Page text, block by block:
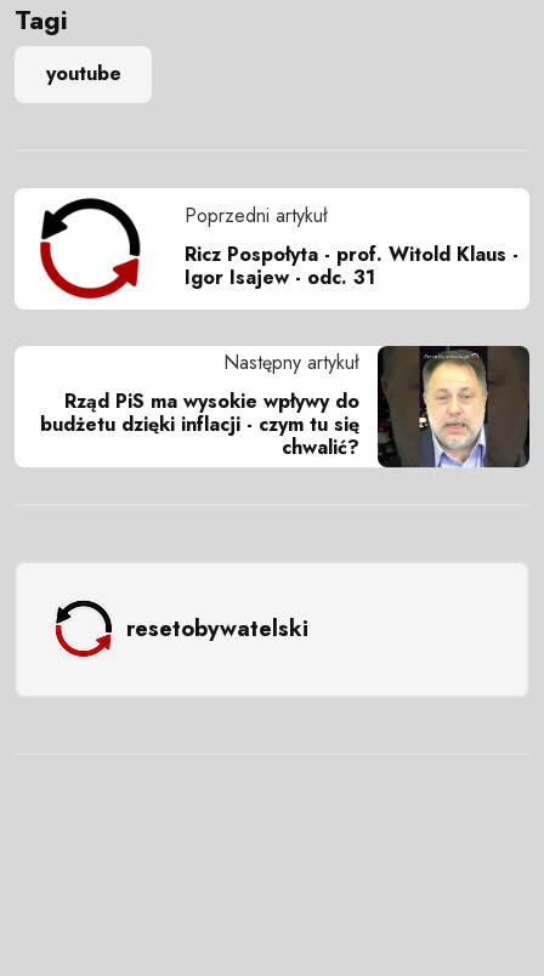
Tagi
youtube
Poprzedni artykuł
Ricz Pospołyta - prof. Witold Klaus -
Igor Isajew - odc. 31
Następny artykuł
Rząd PiS ma wysokie wpływy do
budżetu dzięki inflacji - czym tu się
chwalić?
resetobywatelski